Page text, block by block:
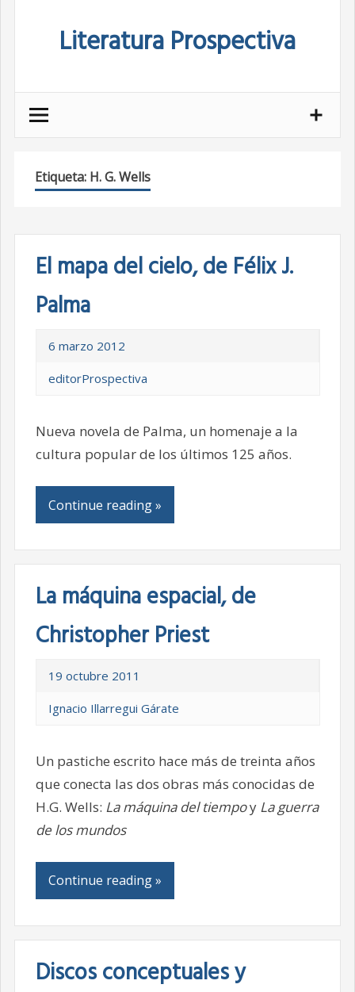
Literatura Prospectiva
Etiqueta: H. G. Wells
El mapa del cielo, de Félix J.
Palma
6 marzo 2012
editorProspectiva
Nueva novela de Palma, un homenaje a la
cultura popular de los últimos 125 años.
Continue reading »
La máquina espacial, de
Christopher Priest
19 octubre 2011
Ignacio Illarregui Gárate
Un pastiche escrito hace más de treinta años
que conecta las dos obras más conocidas de
H.G. Wells: La máquina del tiempoy La guerra
de los mundos
Continue reading »
Discos conceptuales y